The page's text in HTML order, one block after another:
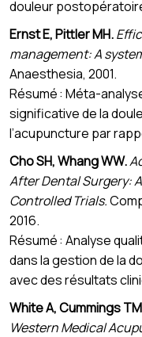
douleur
Ernst E, Pittler MH.
management: A
Anaesthesia, 2001.
Résumé : Méta-
significative de la
l’acupuncture par
Cho SH, Whang WW.
After Dental Surgery:
Controlled Trials.
2016.
Résumé : Analyse
dans la gestion de la
avec des résultats
White A, Cummings
Western Medical